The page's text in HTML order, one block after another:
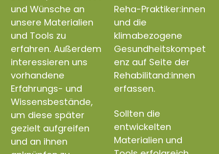
und Wünsche an
unsere Materialien
und Tools zu
erfahren. Außerdem
interessieren uns
vorhandene
Erfahrungs- und
Wissensbestände,
um diese später
gezielt aufgreifen
und an ihnen
Reha-Praktiker:innen
und die
klimabezogene
Gesundheitskompet
enz auf Seite der
Rehabilitand:innen
erfassen.
Sollten die
entwickelten
Materialien und